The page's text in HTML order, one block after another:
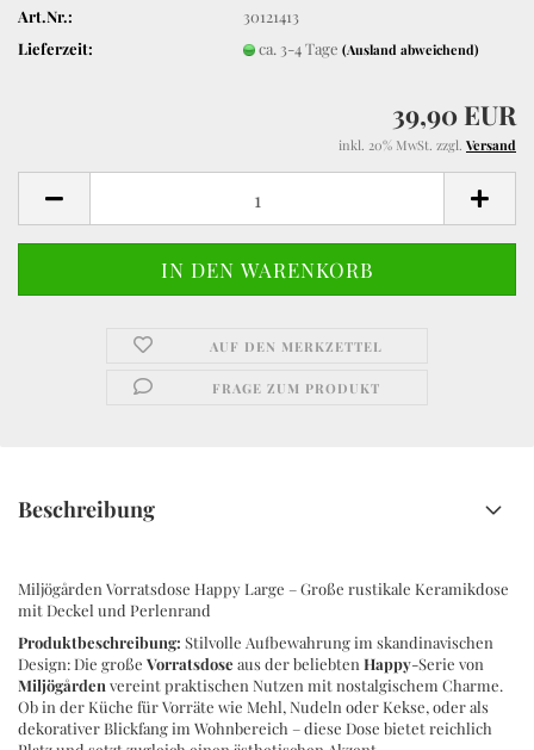
Art.Nr.:
30121413
Lieferzeit:
ca. 3-4 Tage(Ausland abweichend)
39,90 EUR
inkl. 20% MwSt. zzgl. Versand
AUF DEN MERKZETTEL
FRAGE ZUM PRODUKT
Beschreibung
Miljögården Vorratsdose Happy Large – Große rustikale Keramikdose
mit Deckel und Perlenrand
Produktbeschreibung: Stilvolle Aufbewahrung im skandinavischen
Design: Die große Vorratsdose aus der beliebten Happy-Serie von
Miljögården vereint praktischen Nutzen mit nostalgischem Charme.
Ob in der Küche für Vorräte wie Mehl, Nudeln oder Kekse, oder als
dekorativer Blickfang im Wohnbereich – diese Dose bietet reichlich